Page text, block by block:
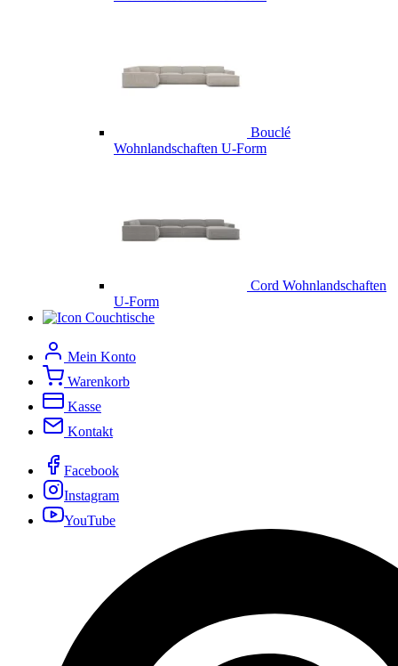
Bouclé
Wohnlandschaften U-Form
Cord Wohnlandschaften
U-Form
Couchtische
Mein Konto
Warenkorb
Kasse
Kontakt
Facebook
Instagram
YouTube